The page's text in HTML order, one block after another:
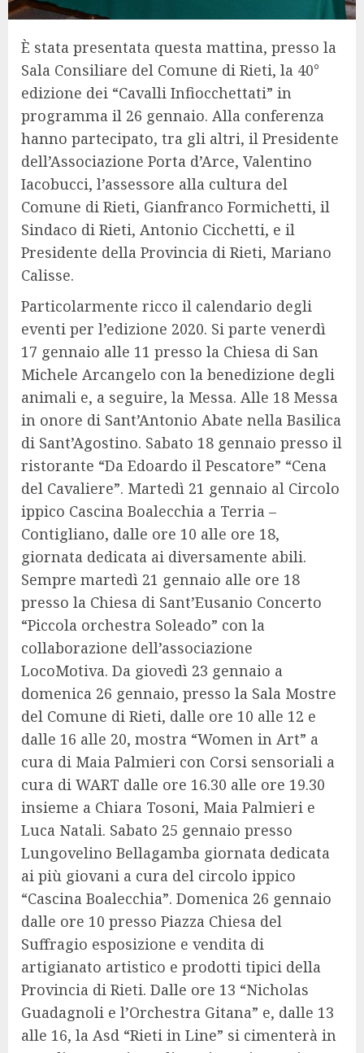
È stata presentata questa mattina, presso la
Sala Consiliare del Comune di Rieti, la 40°
edizione dei “Cavalli Infiocchettati” in
programma il 26 gennaio. Alla conferenza
hanno partecipato, tra gli altri, il Presidente
dell’Associazione Porta d’Arce, Valentino
Iacobucci, l’assessore alla cultura del
Comune di Rieti, Gianfranco Formichetti, il
Sindaco di Rieti, Antonio Cicchetti, e il
Presidente della Provincia di Rieti, Mariano
Calisse.
Particolarmente ricco il calendario degli
eventi per l’edizione 2020. Si parte venerdì
17 gennaio alle 11 presso la Chiesa di San
Michele Arcangelo con la benedizione degli
animali e, a seguire, la Messa. Alle 18 Messa
in onore di Sant’Antonio Abate nella Basilica
di Sant’Agostino. Sabato 18 gennaio presso il
ristorante “Da Edoardo il Pescatore” “Cena
del Cavaliere”. Martedì 21 gennaio al Circolo
ippico Cascina Boalecchia a Terria –
Contigliano, dalle ore 10 alle ore 18,
giornata dedicata ai diversamente abili.
Sempre martedì 21 gennaio alle ore 18
presso la Chiesa di Sant’Eusanio Concerto
“Piccola orchestra Soleado” con la
collaborazione dell’associazione
LocoMotiva. Da giovedì 23 gennaio a
domenica 26 gennaio, presso la Sala Mostre
del Comune di Rieti, dalle ore 10 alle 12 e
dalle 16 alle 20, mostra “Women in Art” a
cura di Maia Palmieri con Corsi sensoriali a
cura di WART dalle ore 16.30 alle ore 19.30
insieme a Chiara Tosoni, Maia Palmieri e
Luca Natali. Sabato 25 gennaio presso
Lungovelino Bellagamba giornata dedicata
ai più giovani a cura del circolo ippico
“Cascina Boalecchia”. Domenica 26 gennaio
dalle ore 10 presso Piazza Chiesa del
Suffragio esposizione e vendita di
artigianato artistico e prodotti tipici della
Provincia di Rieti. Dalle ore 13 “Nicholas
Guadagnoli e l’Orchestra Gitana” e, dalle 13
alle 16, la Asd “Rieti in Line” si cimenterà in